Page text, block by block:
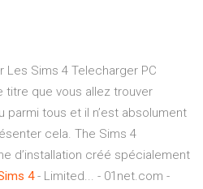
Les Sims 4 Telecharger PC
titre que vous allez trouver
parmi tous et il n’est absolument
cela. The Sims 4
d’installation créé spécialement
4- Limited... - 01net.com -